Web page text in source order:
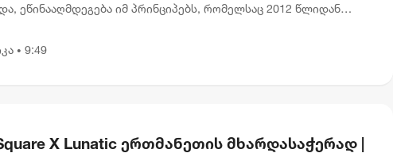
დასანქცირებაზე
ეწინააღმდეგება იმ პრინციპებს, რომელსაც 2012 წლიდან
• 9:49
X Lunatic ერთმანეთის მხარდასაჭერად |